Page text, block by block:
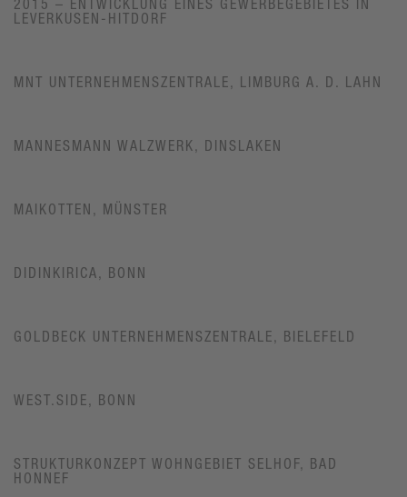
2015 – ENTWICKLUNG EINES GEWERBEGEBIETES IN
LEVERKUSEN-HITDORF
MNT UNTERNEHMENSZENTRALE, LIMBURG A. D. LAHN
MANNESMANN WALZWERK, DINSLAKEN
MAIKOTTEN, MÜNSTER
DIDINKIRICA, BONN
GOLDBECK UNTERNEHMENSZENTRALE, BIELEFELD
WEST.SIDE, BONN
STRUKTURKONZEPT WOHNGEBIET SELHOF, BAD
HONNEF